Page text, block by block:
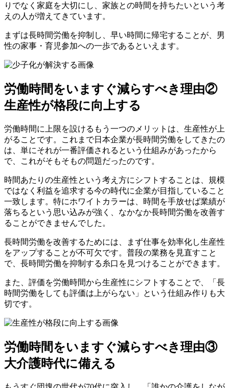
りでなく家庭を大切にし、家族との時間を持ちたいという考
えの人が増えてきています。
まずは長時間労働を抑制し、早い時間に帰宅することが、男
性の家事・育児参加への一歩であるといえます。
労働時間をいますぐ減らすべき理由②
生産性が格段に向上する
労働時間に上限を設けるもう一つのメリットは、生産性が上
がることです。これまで日本企業が長時間労働をしてきたの
は、単にそれが一番評価されるという仕組みがあったから
で、これがそもそもの問題だったのです。
時間あたりの生産性という考え方にシフトすることは、規模
ではなく利益を追求する今の時代に企業が目指していること
一致します。特にホワイトカラーは、時間を手放せば業績が
落ちるという思い込みが強く、なかなか長時間労働を改善す
ることができませんでした。
長時間労働を改善するためには、まず仕事を効率化し生産性
をアップすることが不可欠です。普段の業務を見直すこと
で、長時間労働を抑制する糸口を見つけることができます。
また、評価を労働時間から生産性にシフトすることで、「長
時間労働をしても評価は上がらない」という仕組み作りも大
切です。
労働時間をいますぐ減らすべき理由③
大介護時代に備える